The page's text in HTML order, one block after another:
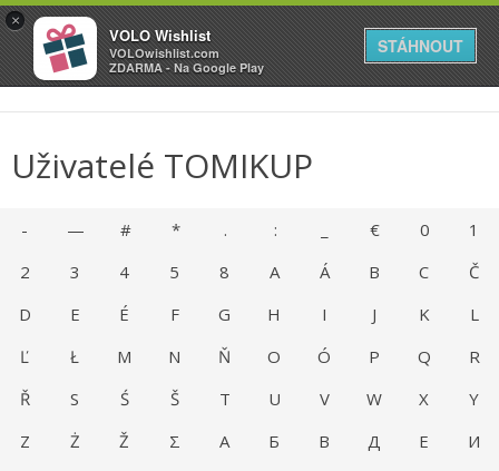
VOLO
Váš online wishlist
×
VOLO Wishlist
VOLOwishlist.com
ZDARMA - Na Google Play
STÁHNOUT
Uživatelé TOMIKUP
- — # * . : € 0
1
2
3 4 5 8 A Á B C
Č
D
E É F G H I J K
L
Ľ
Ł M N Ň O Ó P Q
R
Ř
S Ś Š T U V W X
Y
Z
Ż Ž Σ А Б В Д Е
И